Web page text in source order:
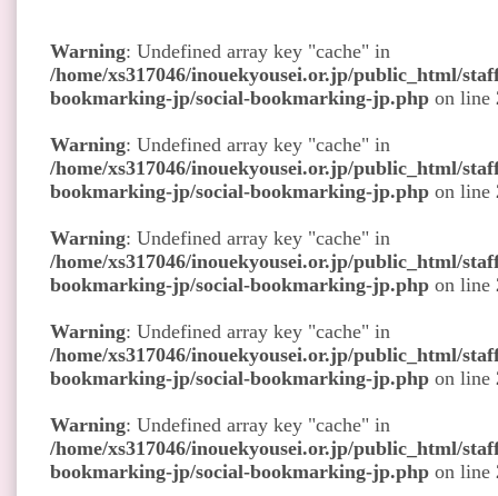
Warning: Undefined array key "cache" in
/home/xs317046/inouekyousei.or.jp/public_html/
bookmarking-jp/social-bookmarking-jp.php on line
Warning: Undefined array key "cache" in
/home/xs317046/inouekyousei.or.jp/public_html/
bookmarking-jp/social-bookmarking-jp.php on line
Warning: Undefined array key "cache" in
/home/xs317046/inouekyousei.or.jp/public_html/
bookmarking-jp/social-bookmarking-jp.php on line
Warning: Undefined array key "cache" in
/home/xs317046/inouekyousei.or.jp/public_html/
bookmarking-jp/social-bookmarking-jp.php on line
Warning: Undefined array key "cache" in
/home/xs317046/inouekyousei.or.jp/public_html/
bookmarking-jp/social-bookmarking-jp.php on line